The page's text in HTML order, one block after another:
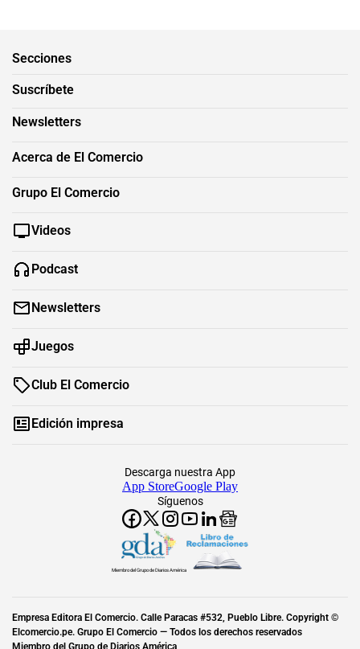
Secciones
Suscríbete
Newsletters
Acerca de El Comercio
Grupo El Comercio
Videos
Podcast
Newsletters
Juegos
Club El Comercio
Edición impresa
Síguenos
Descarga nuestra App
App StoreGoogle Play
Miembro del Grupo de Diarios América
Empresa Editora El Comercio. Calle Paracas #532, Pueblo Libre. Copyright ©
Elcomercio.pe. Grupo El Comercio — Todos los derechos reservados
Miembro del Grupo de Diarios América